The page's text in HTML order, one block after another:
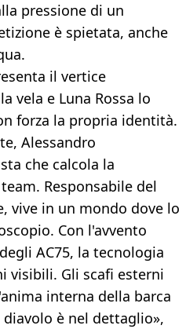
pressione di un
è spietata, anche
il vertice
vela e Luna Rossa lo
forza la propria identità.
Alessandro
che calcola la
Responsabile del
vive in un mondo dove lo
Con l'avvento
AC75, la tecnologia
visibili. Gli scafi esterni
interna della barca
è nel dettaglio»,